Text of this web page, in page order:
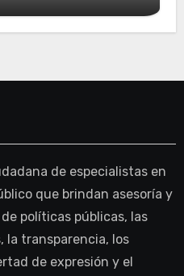
de especialistas en
que brindan asesoría y
políticas públicas, las
la transparencia, los
de expresión y el